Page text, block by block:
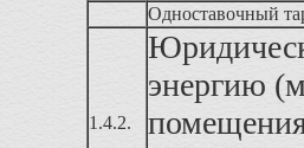
Одноставочный
1.4.2.
энергию